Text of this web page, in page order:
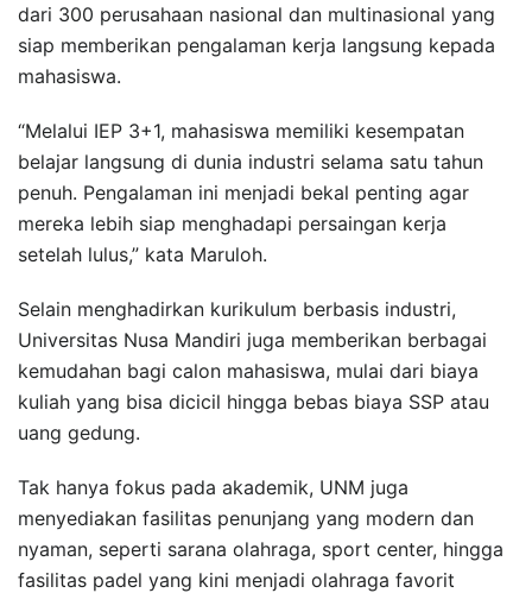
dari 300 perusahaan nasional dan multinasional yang
siap memberikan pengalaman kerja langsung kepada
mahasiswa.
“Melalui IEP 3+1, mahasiswa memiliki kesempatan
belajar langsung di dunia industri selama satu tahun
penuh. Pengalaman ini menjadi bekal penting agar
mereka lebih siap menghadapi persaingan kerja
setelah lulus,” kata Maruloh.
Selain menghadirkan kurikulum berbasis industri,
Universitas Nusa Mandiri juga memberikan berbagai
kemudahan bagi calon mahasiswa, mulai dari biaya
kuliah yang bisa dicicil hingga bebas biaya SSP atau
uang gedung.
Tak hanya fokus pada akademik, UNM juga
menyediakan fasilitas penunjang yang modern dan
nyaman, seperti sarana olahraga, sport center, hingga
fasilitas padel yang kini menjadi olahraga favorit